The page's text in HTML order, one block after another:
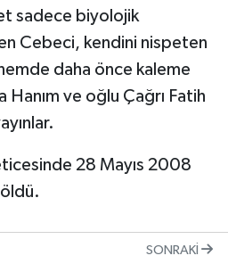
sadece biyolojik
Cebeci, kendini nispeten
daha önce kaleme
Hanım ve oğlu Çağrı Fatih
28 Mayıs 2008
SONRAKI